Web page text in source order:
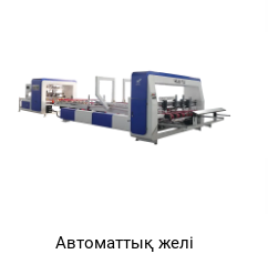
Автоматтық желі